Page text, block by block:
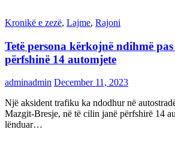
Kronikë e zezë, Lajme, Rajoni
Tetë persona kërkojnë ndihmë
përfshinë 14 automjete
adminadmin December 11, 2023
Një aksident trafiku ka ndodhur në
Mazgit-Bresje, në të cilin janë përfshirë 14
lënduar…